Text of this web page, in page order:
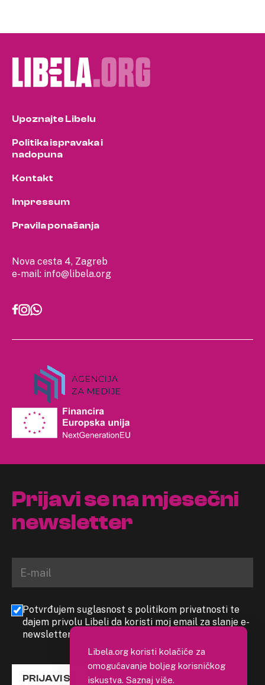
Nova cesta 4, Zagreb
e-mail: info@libela.org
Upoznajte Libelu
Politika ispravaka i
nadopuna
Kontakt
Impressum
Pravila ponašanja
Prijavi se na mjesečni
newsletter
Potvrđujem suglasnost s politikom privatnosti te
dajem privolu Libeli da koristi moj email za slanje e-
newslettera
PRIJAVI SE
Libela.org koristi kolačiće za
omogućavanje boljeg korisničkog
iskustva. Saznaj više.